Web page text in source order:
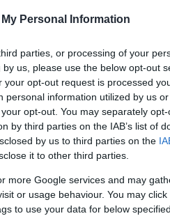
Personal Information
parties, or processing of your
us, please use the below opt-out
opt-out request is processed
information utilized by us
opt-out. You may separately
by third parties on the IAB’s list of
by us to third parties on the
it to other third parties.
more Google services and may
or usage behaviour. You may
to use your data for below